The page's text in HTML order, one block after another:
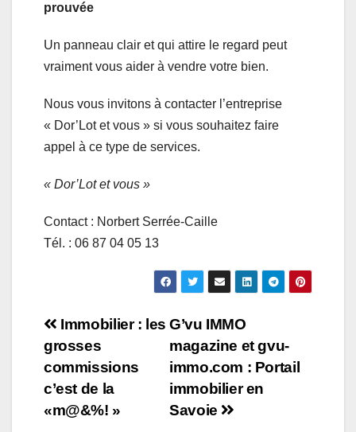
prouvée
Un panneau clair et qui attire le regard peut
vraiment vous aider à vendre votre bien.
Nous vous invitons à contacter l’entreprise
« Dor’Lot et vous » si vous souhaitez faire
appel à ce type de services.
« Dor’Lot et vous »
Contact : Norbert Serrée-Caille
Tél. : 06 87 04 05 13
Navigation
de
l’article
G’vu IMMO
magazine et gvu-
immo.com : Portail
immobilier en
Savoie
Immobilier : les
grosses
commissions
c’est de la
«m@&%! »